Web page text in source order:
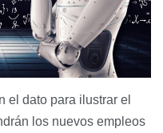
el dato para ilustrar el
los nuevos empleos